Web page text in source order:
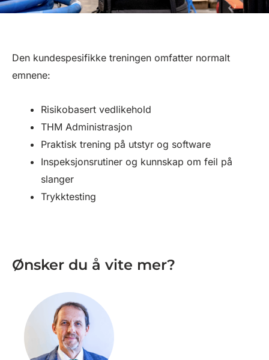
Den kundespesifikke treningen omfatter normalt
emnene:
Risikobasert vedlikehold
THM Administrasjon
Praktisk trening på utstyr og software
Inspeksjonsrutiner og kunnskap om feil på
slanger
Trykktesting
Ønsker du å vite mer?